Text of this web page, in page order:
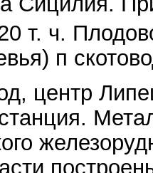
т. ч.
п
центр